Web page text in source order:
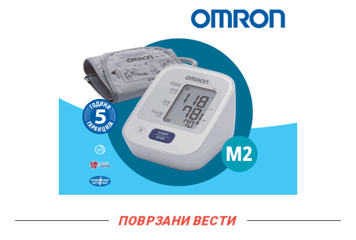
ПОВРЗАНИ ВЕСТИ